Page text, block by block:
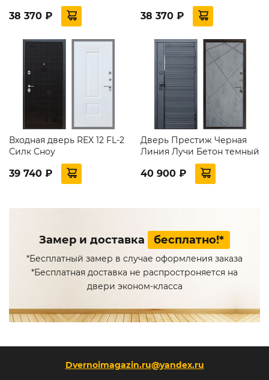
38 370 ₽ 38 370 ₽
Входная дверь REX 12 FL-2
Силк Сноу
39 740 ₽
Дверь Престиж Черная
Линия Лучи Бетон темный
40 900 ₽
Замер и доставка бесплатно!*
*Бесплатный замер в случае оформления заказа
*Бесплатная доставка не распростроняется на
двери эконом-класса
Dvernoimagazin.ru@yandex.ru